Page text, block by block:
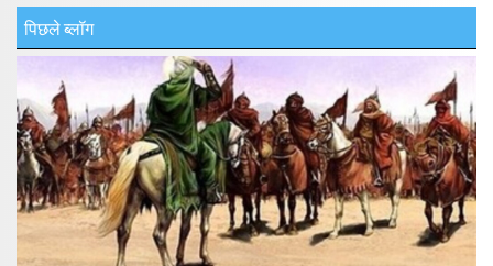
पिछले ब्लॉग